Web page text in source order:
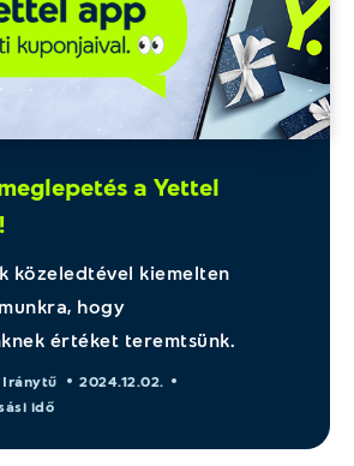
a Yettel
közeledtével kiemelten
hogy
értéket teremtsünk.
Iránytű 2024.12.02.
idő